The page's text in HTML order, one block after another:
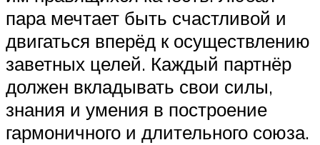
пара мечтает быть счастливой и
двигаться вперёд к осуществлению
заветных целей. Каждый партнёр
должен вкладывать свои силы,
знания и умения в построение
гармоничного и длительного союза.